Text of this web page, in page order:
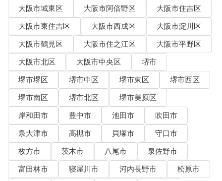
大阪市城東区
大阪市阿倍野区
大阪市住吉区
大阪市東住吉区
大阪市西成区
大阪市淀川区
大阪市鶴見区
大阪市住之江区
大阪市平野区
大阪市北区
大阪市中央区
堺市
堺市堺区
堺市中区 堺市東区
堺市西区
堺市南区
堺市北区
堺市美原区
岸和田市
豊中市 池田市
吹田市
泉大津市
高槻市 貝塚市
守口市
枚方市
茨木市 八尾市
泉佐野市
富田林市
寝屋川市 河内長野市
松原市